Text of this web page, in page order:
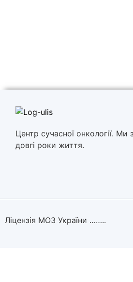
Центр сучасної онкології.
довгі роки життя.
Ліцензія МОЗ України ……..